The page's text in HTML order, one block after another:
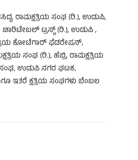
ರಾಮಕ್ಷತ್ರಿಯ ಸಂಘ (ರಿ.), ಉಡುಪಿ,
ಟ್ರಸ್ಟ್ (ರಿ.), ಉಡುಪಿ ,
ಕೋಟೆಗಾರ್ ಫೆಡರೇಷನ್,
ಸಂಘ (ರಿ.), ಹೆಬ್ರಿ, ರಾಮಕ್ಷತ್ರಿಯ
ಸಂಘ, ಉಡುಪಿ ನಗರ ಘಟಕ,
ಇತರೆ ಕ್ಷತ್ರಿಯ ಸಂಘಗಳು ಬೆಂಬಲ